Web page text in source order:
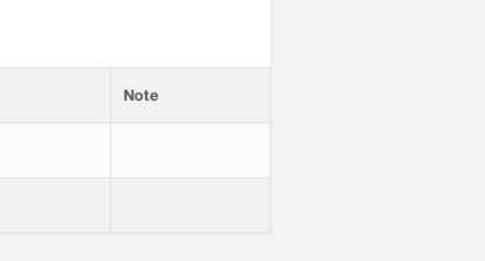
Note